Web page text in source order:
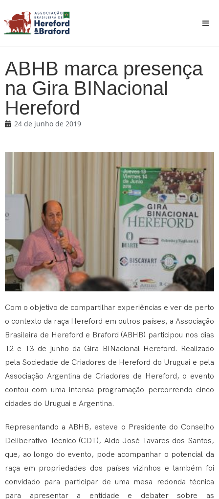
ABHB marca presença
na Gira BINacional
Hereford
24 de junho de 2019
Com o objetivo de compartilhar experiências e ver de perto
o contexto da raça Hereford em outros países, a Associação
Brasileira de Hereford e Braford (ABHB) participou nos dias
12 e 13 de junho da Gira BINacional Hereford. Realizado
pela Sociedade de Criadores de Hereford do Uruguai e pela
Associação Argentina de Criadores de Hereford, o evento
contou com uma intensa programação percorrendo cinco
cidades do Uruguai e Argentina.
Representando a ABHB, esteve o Presidente do Conselho
Deliberativo Técnico (CDT), Aldo José Tavares dos Santos,
que, ao longo do evento, pode acompanhar o potencial da
raça em propriedades dos países vizinhos e também foi
convidado para participar de uma mesa redonda técnica
para apresentar a entidade e debater sobre as